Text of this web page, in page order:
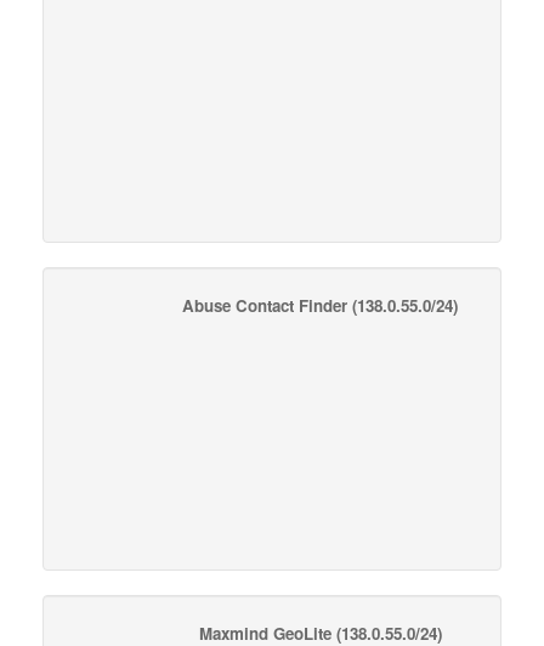
Abuse Contact Finder (138.0.55.0/24)
Maxmind GeoLite(138.0.55.0/24)